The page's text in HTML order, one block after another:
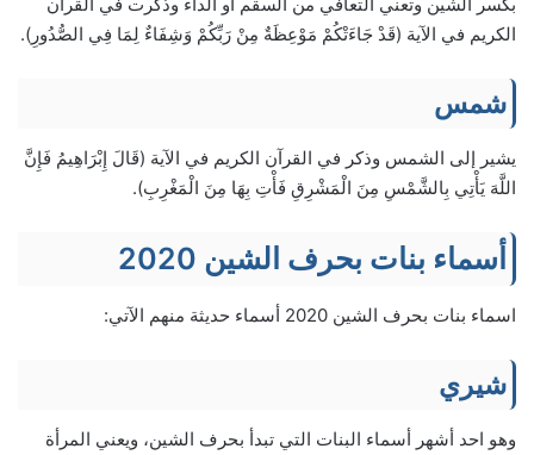
بكسر الشين وتعني التعافي من السقم أو الداء وذكرت في القرآن
الكريم في الآية (قَدْ جَاءَتْكُمْ مَوْعِظَةٌ مِنْ رَبِّكُمْ وَشِفَاءٌ لِمَا فِي الصُّدُورِ).
شمس
يشير إلى الشمس وذكر في القرآن الكريم في الآية (قَالَ إِبْرَاهِيمُ فَإِنَّ
اللَّهَ يَأْتِي بِالشَّمْسِ مِنَ الْمَشْرِقِ فَأْتِ بِهَا مِنَ الْمَغْرِبِ).
أسماء بنات بحرف الشين 2020
اسماء بنات بحرف الشين 2020 أسماء حديثة منهم الآتي:
شيري
وهو احد أشهر أسماء البنات التي تبدأ بحرف الشين، ويعني المرأة